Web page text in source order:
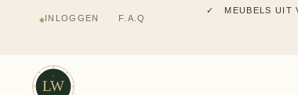
◆INLOGGEN F.A.Q
✓ MEUBELS UIT
LW